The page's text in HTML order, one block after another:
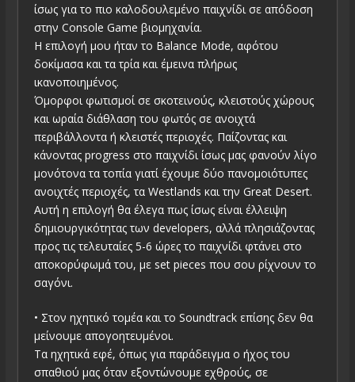
ίσως για το πιο καλοδουλεμένο παιχνίδι σε απόδοση
στην Console Game βιομηχανία.
Η επιλογή μου ήταν το Balance Mode, αφότου
δοκίμασα και τα τρία και έμεινα πλήρως
ικανοποιημένος.
Όμορφοι φωτισμοί σε σκοτεινούς, κλειστούς χώρους
και ωραία διάθλαση του φωτός σε ανοιχτά
περιβάλλοντα ή κλειστές περιοχές. Παίζοντας και
κάνοντας progress στο παιχνίδι ίσως μας φανούν λίγο
μονότονα τα τοπία γιατί έχουμε δύο πανομοιότυπες
ανοιχτές περιοχές, τα Westlands και την Great Desert.
Αυτή η επιλογή θα έλεγα πως ίσως είναι έλλειψη
δημιουργικότητας των developers, αλλά πλησιάζοντας
προς τις τελευταίες 5-6 ώρες το παιχνίδι φτάνει στο
αποκορύφωμά του, με set pieces που σου ρίχνουν το
σαγόνι.
• Στον ηχητικό τομέα και το Soundtrack επίσης δεν θα
μείνουμε απογοητευμένοι.
Τα ηχητικά εφέ, όπως για παράδειγμα ο ήχος του
σπαθιού μας όταν εξοντώνουμε εχθρούς, σε